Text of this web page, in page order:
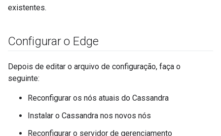
existentes.
Configurar o Edge
Depois de editar o arquivo de configuração, faça o
seguinte:
Reconfigurar os nós atuais do Cassandra
Instalar o Cassandra nos novos nós
Reconfigurar o servidor de gerenciamento